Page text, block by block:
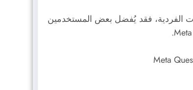
الفردية، فقد يُفضل بعض المستخدمين